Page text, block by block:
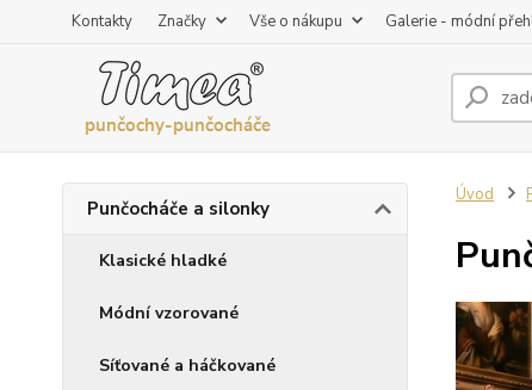
Kontakty Značky Vše o nákupu Galerie - módní
Punčocháče a silonky
Klasické hladké
Módní vzorované
Síťované a háčkované
Úvod